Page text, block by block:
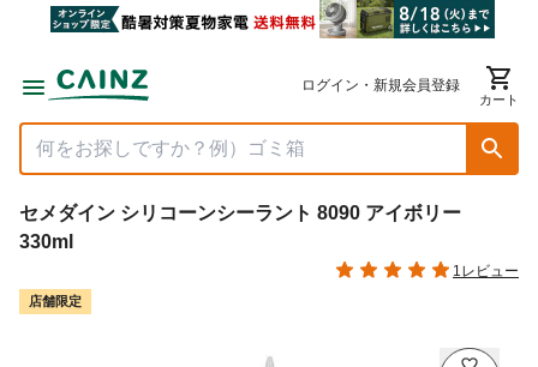
ログイン・新規会員登録
カート
セメダイン シリコーンシーラント 8090 アイボリー
330ml
1レビュー
店舗限定